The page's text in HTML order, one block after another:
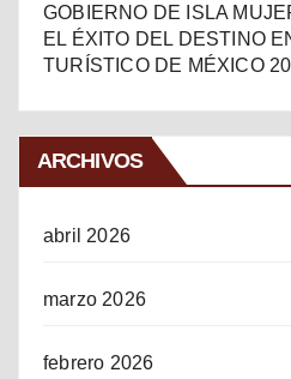
GOBIERNO DE ISLA
EL ÉXITO DEL DESTINO
TURÍSTICO DE MÉXICO
ARCHIVOS
abril 2026
marzo 2026
febrero 2026